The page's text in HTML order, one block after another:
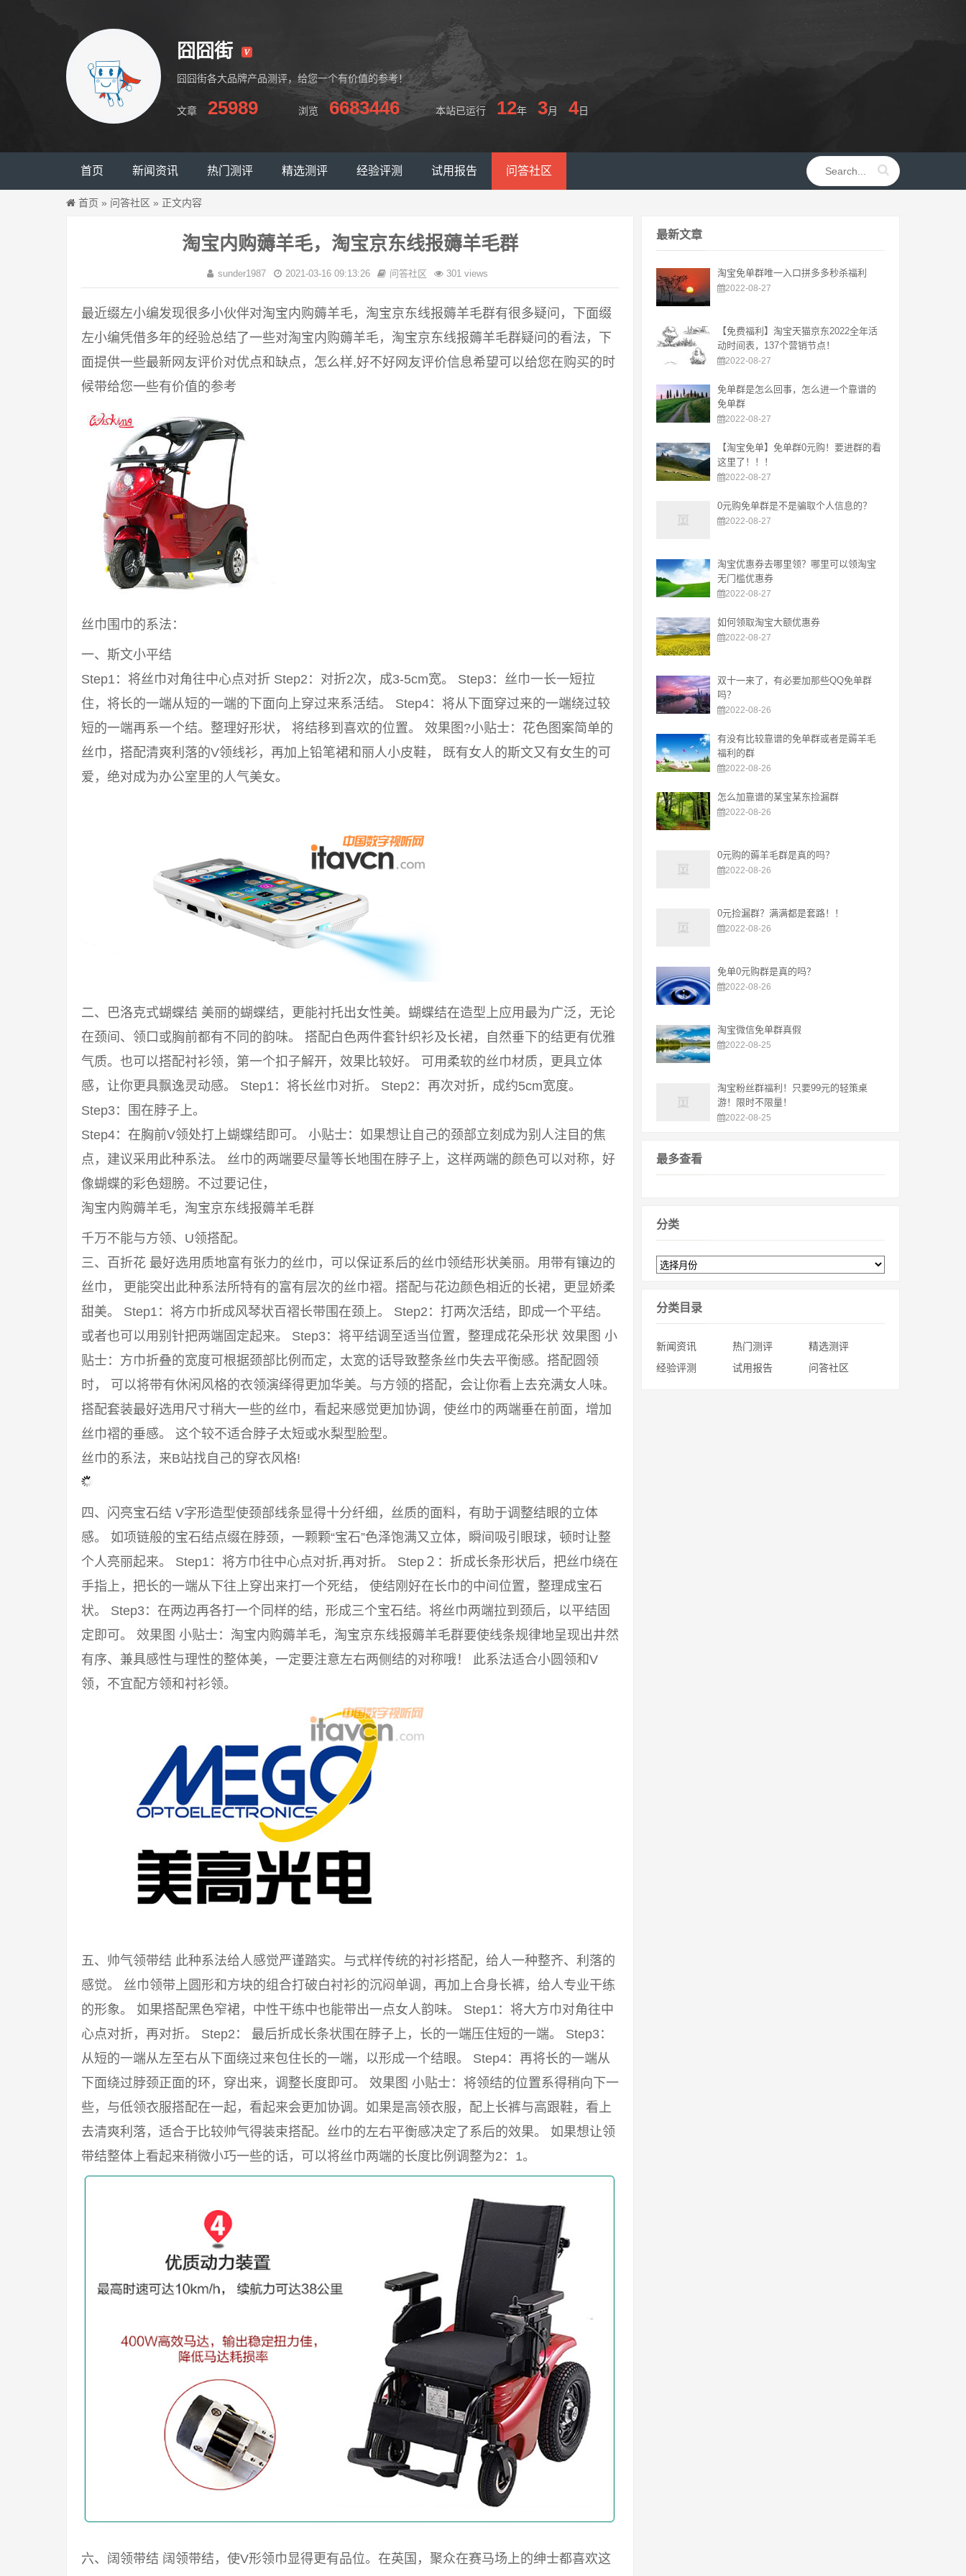
囧囧街
囧囧街各大品牌产品测评，给您一个有价值的参考！
文章 25989 浏览 6683446 本站已运行 12年 3月 4日
首页 新闻资讯 热门测评 精选测评 经验评测 试用报告 问答社区
首页 » 问答社区 » 正文内容
淘宝内购薅羊毛，淘宝京东线报薅羊毛群
sunder1987 2021-03-16 09:13:26 问答社区 301 views
最近缀左小编发现很多小伙伴对淘宝内购薅羊毛，淘宝京东线报薅羊毛群有很多疑问，下面缀
左小编凭借多年的经验总结了一些对淘宝内购薅羊毛，淘宝京东线报薅羊毛群疑问的看法，下
面提供一些最新网友评价对优点和缺点，怎么样,好不好网友评价信息希望可以给您在购买的时
候带给您一些有价值的参考
丝巾围巾的系法：
一、斯文小平结
Step1：将丝巾对角往中心点对折 Step2：对折2次，成3-5cm宽。 Step3：丝巾一长一短拉
住，将长的一端从短的一端的下面向上穿过来系活结。 Step4：将从下面穿过来的一端绕过较
短的一端再系一个结。整理好形状， 将结移到喜欢的位置。 效果图?小贴士：花色图案简单的
丝巾，搭配清爽利落的V领线衫，再加上铅笔裙和丽人小皮鞋， 既有女人的斯文又有女生的可
爱，绝对成为办公室里的人气美女。
二、巴洛克式蝴蝶结 美丽的蝴蝶结，更能衬托出女性美。蝴蝶结在造型上应用最为广泛，无论
在颈间、领口或胸前都有不同的韵味。 搭配白色两件套针织衫及长裙，自然垂下的结更有优雅
气质。也可以搭配衬衫领，第一个扣子解开，效果比较好。 可用柔软的丝巾材质，更具立体
感，让你更具飘逸灵动感。 Step1：将长丝巾对折。 Step2：再次对折，成约5cm宽度。
Step3：围在脖子上。
Step4：在胸前V领处打上蝴蝶结即可。 小贴士：如果想让自己的颈部立刻成为别人注目的焦
点，建议采用此种系法。 丝巾的两端要尽量等长地围在脖子上，这样两端的颜色可以对称，好
像蝴蝶的彩色翅膀。不过要记住，
淘宝内购薅羊毛，淘宝京东线报薅羊毛群
千万不能与方领、U领搭配。
三、百折花 最好选用质地富有张力的丝巾，可以保证系后的丝巾领结形状美丽。用带有镶边的
丝巾， 更能突出此种系法所特有的富有层次的丝巾褶。搭配与花边颜色相近的长裙，更显娇柔
甜美。 Step1：将方巾折成风琴状百褶长带围在颈上。 Step2：打两次活结，即成一个平结。
或者也可以用别针把两端固定起来。 Step3：将平结调至适当位置，整理成花朵形状 效果图 小
贴士：方巾折叠的宽度可根据颈部比例而定，太宽的话导致整条丝巾失去平衡感。搭配圆领
时， 可以将带有休闲风格的衣领演绎得更加华美。与方领的搭配，会让你看上去充满女人味。
搭配套装最好选用尺寸稍大一些的丝巾，看起来感觉更加协调，使丝巾的两端垂在前面，增加
丝巾褶的垂感。 这个较不适合脖子太短或水梨型脸型。
丝巾的系法，来B站找自己的穿衣风格!
四、闪亮宝石结 V字形造型使颈部线条显得十分纤细，丝质的面料，有助于调整结眼的立体
感。 如项链般的宝石结点缀在脖颈，一颗颗“宝石”色泽饱满又立体，瞬间吸引眼球，顿时让整
个人亮丽起来。 Step1：将方巾往中心点对折,再对折。 Step２：折成长条形状后，把丝巾绕在
手指上，把长的一端从下往上穿出来打一个死结， 使结刚好在长巾的中间位置，整理成宝石
状。 Step3：在两边再各打一个同样的结，形成三个宝石结。将丝巾两端拉到颈后，以平结固
定即可。 效果图 小贴士：淘宝内购薅羊毛，淘宝京东线报薅羊毛群要使线条规律地呈现出井然
有序、兼具感性与理性的整体美，一定要注意左右两侧结的对称哦！ 此系法适合小圆领和V
领，不宜配方领和衬衫领。
五、帅气领带结 此种系法给人感觉严谨踏实。与式样传统的衬衫搭配，给人一种整齐、利落的
感觉。 丝巾领带上圆形和方块的组合打破白衬衫的沉闷单调，再加上合身长裤，给人专业干练
的形象。 如果搭配黑色窄裙，中性干练中也能带出一点女人韵味。 Step1：将大方巾对角往中
心点对折，再对折。 Step2： 最后折成长条状围在脖子上，长的一端压住短的一端。 Step3：
从短的一端从左至右从下面绕过来包住长的一端，以形成一个结眼。 Step4：再将长的一端从
下面绕过脖颈正面的环，穿出来，调整长度即可。 效果图 小贴士：将领结的位置系得稍向下一
些，与低领衣服搭配在一起，看起来会更加协调。如果是高领衣服，配上长裤与高跟鞋，看上
去清爽利落，适合于比较帅气得装束搭配。丝巾的左右平衡感决定了系后的效果。 如果想让领
带结整体上看起来稍微小巧一些的话，可以将丝巾两端的长度比例调整为2：1。
六、阔领带结 阔领带结，使V形领巾显得更有品位。在英国，聚众在赛马场上的绅士都喜欢这
最新文章
淘宝免单群唯一入口拼多多秒杀福利
2022-08-27
【免费福利】淘宝天猫京东2022全年活
动时间表，137个营销节点！
2022-08-27
免单群是怎么回事，怎么进一个靠谱的
免单群
2022-08-27
【淘宝免单】免单群0元购！要进群的看
这里了！！！
2022-08-27
0元购免单群是不是骗取个人信息的？
2022-08-27
淘宝优惠券去哪里领？哪里可以领淘宝
无门槛优惠券
2022-08-27
如何领取淘宝大额优惠券
2022-08-27
双十一来了，有必要加那些QQ免单群
吗？
2022-08-26
有没有比较靠谱的免单群或者是薅羊毛
福利的群
2022-08-26
怎么加靠谱的某宝某东捡漏群
2022-08-26
0元购的薅羊毛群是真的吗？
2022-08-26
0元捡漏群？满满都是套路！！
2022-08-26
免单0元购群是真的吗？
2022-08-26
淘宝微信免单群真假
2022-08-25
淘宝粉丝群福利！只要99元的轻策桌
游！限时不限量！
2022-08-25
最多查看
分类
分类目录
新闻资讯 热门测评
精选测评
经验评测
试用报告 问答社区